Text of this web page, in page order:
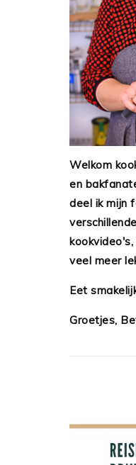
Welkom
en
deel ik mijn
veel meer
Eet
Groetjes,